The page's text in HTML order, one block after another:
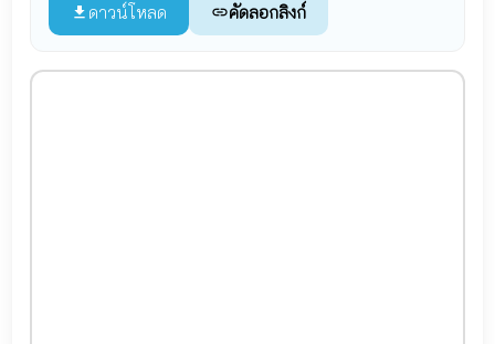
file_download ดาวน์โหลด linkคัดลอกลิงก์